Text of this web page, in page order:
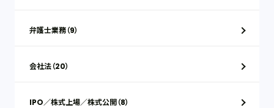
弁護士業務（9）
会社法（20）
IPO／株式上場／株式公開（8）